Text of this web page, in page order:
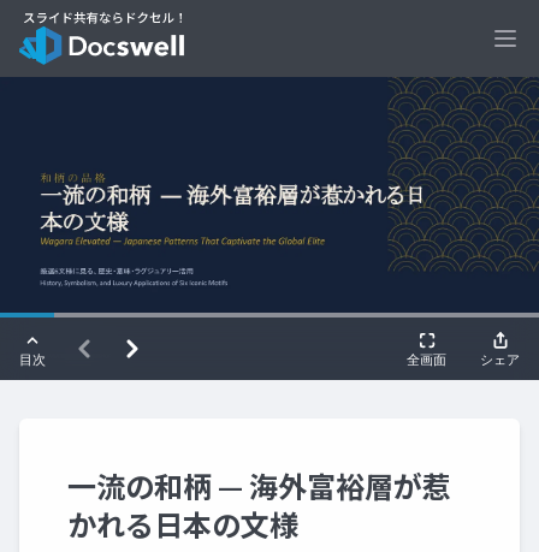
一流の和柄 — 海外富裕層が惹
かれる日本の文様